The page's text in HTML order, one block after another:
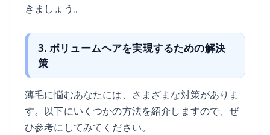
きましょう。
3. ボリュームヘアを実現するための解決
策
薄毛に悩むあなたには、さまざまな対策がありま
す。以下にいくつかの方法を紹介しますので、ぜ
ひ参考にしてみてください。